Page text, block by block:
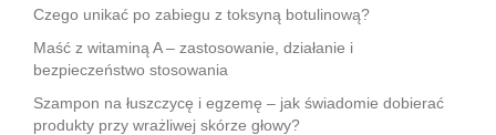
Czego unikać po zabiegu z toksyną botulinową?
Maść z witaminą A – zastosowanie, działanie i
bezpieczeństwo stosowania
Szampon na łuszczycę i egzemę – jak świadomie dobierać
produkty przy wrażliwej skórze głowy?